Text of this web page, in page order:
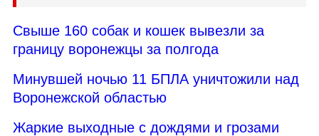
Свыше 160 собак и кошек вывезли за
границу воронежцы за полгода
Минувшей ночью 11 БПЛА уничтожили над
Воронежской областью
Жаркие выходные с дождями и грозами